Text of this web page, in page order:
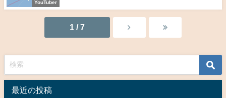
YouTuber
1 / 7
最近の投稿